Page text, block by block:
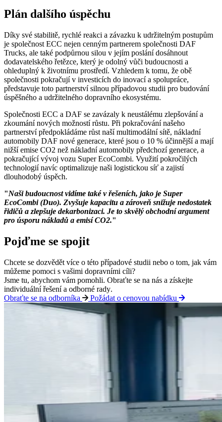
Plán dalšího úspěchu
Díky své stabilitě, rychlé reakci a závazku k udržitelným postupům
je společnost ECC nejen cenným partnerem společnosti DAF
Trucks, ale také podpůrnou silou v jejím poslání dosáhnout
dodavatelského řetězce, který je odolný vůči budoucnosti a
ohleduplný k životnímu prostředí. Vzhledem k tomu, že obě
společnosti pokračují v investicích do inovací a spolupráce,
představuje toto partnerství silnou případovou studii pro budování
úspěšného a udržitelného dopravního ekosystému.
Společnosti ECC a DAF se zavázaly k neustálému zlepšování a
zkoumání nových možností růstu. Při pokračování našeho
partnerství předpokládáme růst naší multimodální sítě, nákladní
automobily DAF nové generace, které jsou o 10 % účinnější a mají
nižší emise CO2 než nákladní automobily předchozí generace, a
pokračující vývoj vozu Super EcoCombi. Využití pokročilých
technologií navíc optimalizuje naši logistickou síť a zajistí
dlouhodobý úspěch.
"Naši budoucnost vidíme také v řešeních, jako je Super
EcoCombi (Duo). Zvyšuje kapacitu a zároveň snižuje nedostatek
řidičů a zlepšuje dekarbonizaci. Je to skvělý obchodní argument
pro úsporu nákladů a emisí CO2."
Pojďme se spojit
Chcete se dozvědět více o této případové studii nebo o tom, jak vám
můžeme pomoci s vašimi dopravními cíli?
Jsme tu, abychom vám pomohli. Obraťte se na nás a získejte
individuální řešení a odborné rady.
Obraťte se na odborníka
Požádat o cenovou nabídku